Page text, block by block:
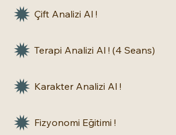
Karakter Analizi Al !
Terapi Analizi Al ! (4 Seans)
Çift Analizi Al !
Fizyonomi Eğitimi !